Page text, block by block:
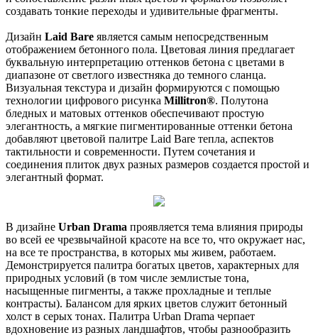
создавать тонкие переходы и удивительные фрагменты.
Дизайн Laid Bare является самым непосредственным
отображением бетонного пола. Цветовая линия предлагает
буквальную интерпретацию оттенков бетона с цветами в
диапазоне от светлого известняка до темного сланца.
Визуальная текстура и дизайн формируются с помощью
технологии цифрового рисунка Millitron®. Полутона
бледных и матовых оттенков обеспечивают простую
элегантность, а мягкие пигментированные оттенки бетона
добавляют цветовой палитре Laid Bare тепла, аспектов
тактильности и современности. Путем сочетания и
соединения плиток двух разных размеров создается простой и
элегантный формат.
В дизайне Urban Drama проявляется тема влияния природы
во всей ее чрезвычайной красоте на все то, что окружает нас,
на все те пространства, в которых мы живем, работаем.
Демонстрируется палитра богатых цветов, характерных для
природных условий (в том числе землистые тона,
насыщенные пигменты, а также прохладные и теплые
контрасты). Балансом для ярких цветов служит бетонный
холст в серых тонах. Палитра Urban Drama черпает
вдохновение из разных ландшафтов, чтобы разнообразить